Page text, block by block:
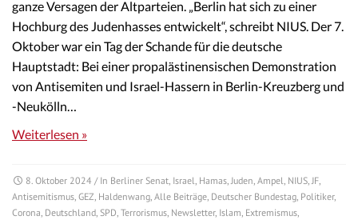
ganze Versagen der Altparteien. „Berlin hat sich zu einer
Hochburg des Judenhasses entwickelt“, schreibt NIUS. Der 7.
Oktober war ein Tag der Schande für die deutsche
Hauptstadt: Bei einer propalästinensischen Demonstration
von Antisemiten und Israel-Hassern in Berlin-Kreuzberg und
-Neukölln…
Weiterlesen »
8. Oktober 2024 / In Berliner Senat, Israel, Hamas,Juden, Ampel, NIUS,JF,
Antisemitismus, GEZ, Haldenwang, Alle Beiträge, Deutscher Bundestag, Politiker,
Corona, Deutschland, SPD, Terrorismus, Newsletter, Islam, Extremismus,